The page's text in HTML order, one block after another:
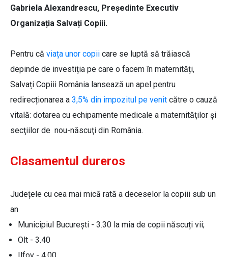
Gabriela Alexandrescu, Președinte Executiv
Organizația Salvați Copiii.
Pentru că viața unor copii care se luptă să trăiască
depinde de investiția pe care o facem în maternități,
Salvați Copiii România lansează un apel pentru
redirecționarea a 3,5% din impozitul pe venit către o cauză
vitală: dotarea cu echipamente medicale a maternităţilor şi
secţiilor de nou-născuţi din România.
Clasamentul dureros
Județele cu cea mai mică rată a deceselor la copiii sub un
an
Municipiul București - 3.30 la mia de copii născuți vii;
Olt - 3.40